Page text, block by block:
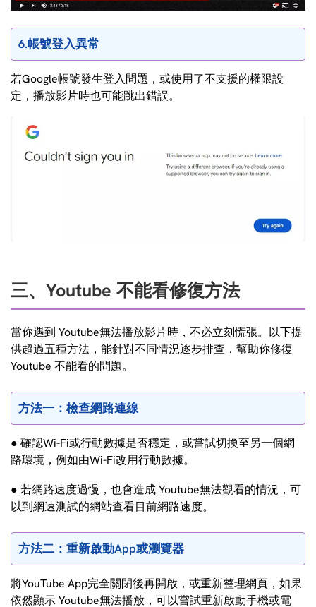
6.帳號登入異常
若Google帳號發生登入問題，或使用了不支援的權限設
定，播放影片時也可能跳出錯誤。
三、Youtube 不能看修復方法
當你遇到 Youtube無法播放影片時，不必立刻慌張。以下提
供超過五種方法，能針對不同情況逐步排查，幫助你修復
Youtube 不能看的問題。
方法一：檢查網路連線
● 確認Wi-Fi或行動數據是否穩定，或嘗試切換至另一個網
路環境，例如由Wi-Fi改用行動數據。
● 若網路速度過慢，也會造成 Youtube無法觀看的情況，可
以到網速測試的網站查看目前網路速度。
方法二：重新啟動App或瀏覽器
將YouTube App完全關閉後再開啟，或重新整理網頁，如果
依然顯示 Youtube無法播放，可以嘗試重新啟動手機或電